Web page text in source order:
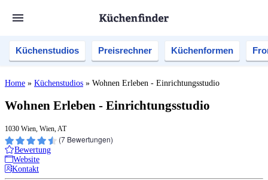
Küchenstudios Preisrechner Küchenformen
Home » Küchenstudios » Wohnen Erleben - Einrichtungsstudio
Wohnen Erleben - Einrichtungsstudio
1030 Wien, Wien, AT
(7 Bewertungen)
Bewertung
Website
Kontakt